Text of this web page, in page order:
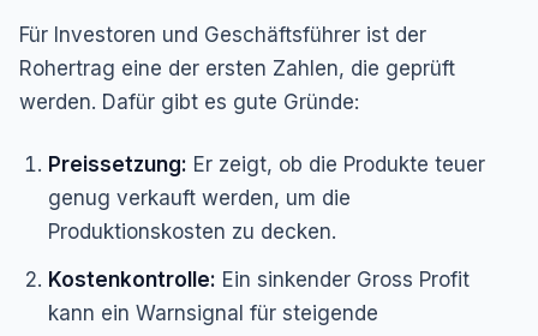
Für Investoren und Geschäftsführer ist der
Rohertrag eine der ersten Zahlen, die geprüft
werden. Dafür gibt es gute Gründe:
Preissetzung: Er zeigt, ob die Produkte teuer
genug verkauft werden, um die
Produktionskosten zu decken.
Kostenkontrolle: Ein sinkender Gross Profit
kann ein Warnsignal für steigende